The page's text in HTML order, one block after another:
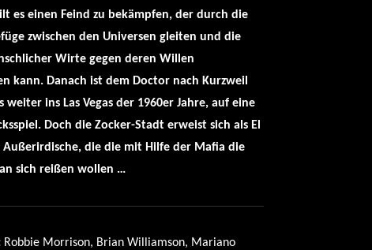
es einen Feind zu bekämpfen, der durch die
zwischen den Universen gleiten und die
Wirte gegen deren Willen
kann. Danach ist dem Doctor nach Kurzweil
weiter ins Las Vegas der 1960er Jahre, auf eine
Doch die Zocker-Stadt erweist sich als El
Außerirdische, die die mit Hilfe der Mafia die
sich reißen wollen …
Robbie Morrison, Brian Williamson, Mariano